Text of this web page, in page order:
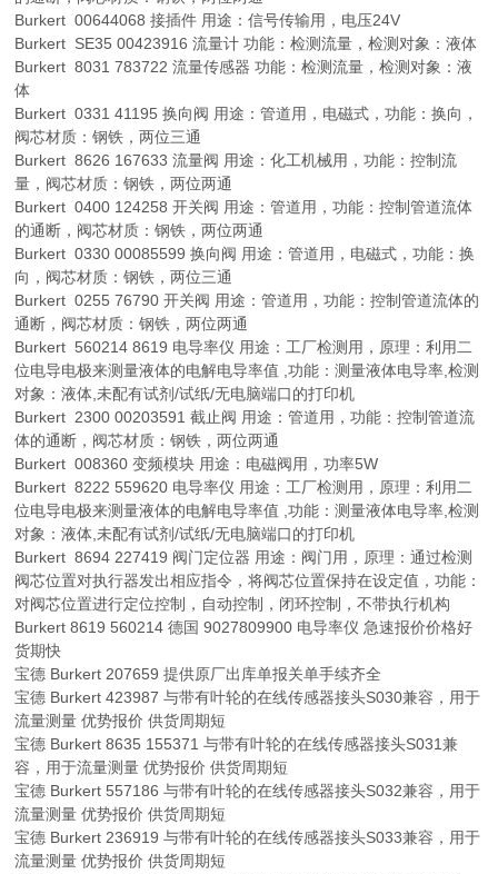
Burkert 00644068 接插件 用途：信号传输用，电压24V
Burkert SE35 00423916 流量计 功能：检测流量，检测对象：液体
Burkert 8031 783722 流量传感器 功能：检测流量，检测对象：液
体
Burkert 0331 41195 换向阀 用途：管道用，电磁式，功能：换向，
阀芯材质：钢铁，两位三通
Burkert 8626 167633 流量阀 用途：化工机械用，功能：控制流
量，阀芯材质：钢铁，两位两通
Burkert 0400 124258 开关阀 用途：管道用，功能：控制管道流体
的通断，阀芯材质：钢铁，两位两通
Burkert 0330 00085599 换向阀 用途：管道用，电磁式，功能：换
向，阀芯材质：钢铁，两位三通
Burkert 0255 76790 开关阀 用途：管道用，功能：控制管道流体的
通断，阀芯材质：钢铁，两位两通
Burkert 560214 8619 电导率仪 用途：工厂检测用，原理：利用二
位电导电极来测量液体的电解电导率值 ,功能：测量液体电导率,检测
对象：液体,未配有试剂/试纸/无电脑端口的打印机
Burkert 2300 00203591 截止阀 用途：管道用，功能：控制管道流
体的通断，阀芯材质：钢铁，两位两通
Burkert 008360 变频模块 用途：电磁阀用，功率5W
Burkert 8222 559620 电导率仪 用途：工厂检测用，原理：利用二
位电导电极来测量液体的电解电导率值 ,功能：测量液体电导率,检测
对象：液体,未配有试剂/试纸/无电脑端口的打印机
Burkert 8694 227419 阀门定位器 用途：阀门用，原理：通过检测
阀芯位置对执行器发出相应指令，将阀芯位置保持在设定值，功能：
对阀芯位置进行定位控制，自动控制，闭环控制，不带执行机构
Burkert 8619 560214 德国 9027809900 电导率仪 急速报价价格好
货期快
宝德 Burkert 207659 提供原厂出库单报关单手续齐全
宝德 Burkert 423987 与带有叶轮的在线传感器接头S030兼容，用于
流量测量 优势报价 供货周期短
宝德 Burkert 8635 155371 与带有叶轮的在线传感器接头S031兼
容，用于流量测量 优势报价 供货周期短
宝德 Burkert 557186 与带有叶轮的在线传感器接头S032兼容，用于
流量测量 优势报价 供货周期短
宝德 Burkert 236919 与带有叶轮的在线传感器接头S033兼容，用于
流量测量 优势报价 供货周期短